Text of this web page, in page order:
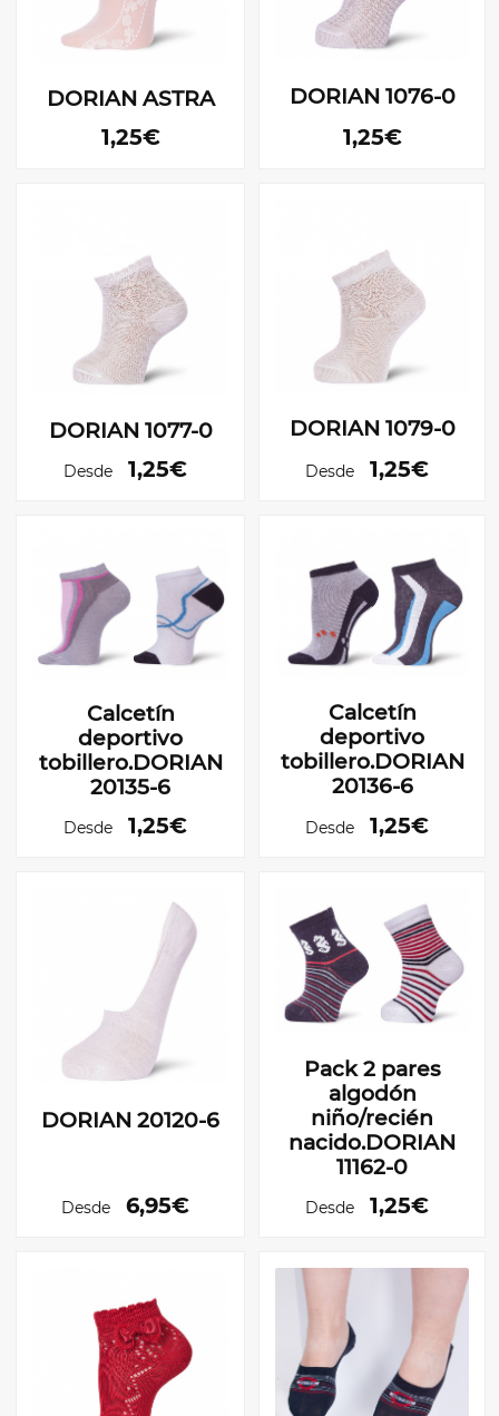
DORIAN ASTRA
1,25€
DORIAN 1076-0
1,25€
DORIAN 1077-0
Desde 1,25€
DORIAN 1079-0
Desde 1,25€
Calcetín
deportivo
tobillero.DORIAN
20135-6
Desde 1,25€
Calcetín
deportivo
tobillero.DORIAN
20136-6
Desde 1,25€
DORIAN 20120-6
Desde 6,95€
Pack 2 pares
algodón
niño/recién
nacido.DORIAN
11162-0
Desde 1,25€